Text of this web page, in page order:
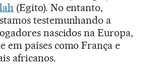
(Egito). No entanto,
testemunhando a
nascidos na Europa,
em países como França e
africanos.